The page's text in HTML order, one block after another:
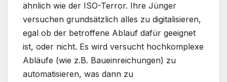
ähnlich wie der ISO-Terror. Ihre Jünger
versuchen grundsätzlich alles zu digitalisieren,
egal ob der betroffene Ablauf dafür geeignet
ist, oder nicht. Es wird versucht hochkomplexe
Abläufe (wie z.B. Baueinreichungen) zu
automatisieren, was dann zu